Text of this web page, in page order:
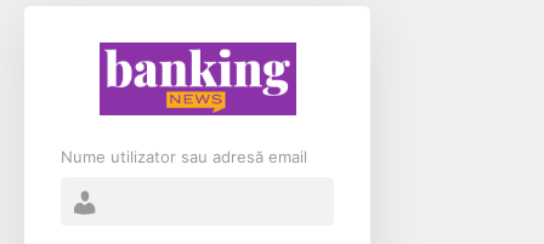
Nume utilizator sau adresă email